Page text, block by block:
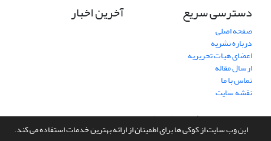
این وب سایت از کوکی ها برای اطمینان از ارائه بهترین خدمات استفاده می کند.
دسترسی سریع
صفحه اصلی
درباره نشریه
اعضای هیات تحریریه
ارسال مقاله
تماس با ما
نقشه سایت
آخرین اخبار
سامانه مدیریت نشریات علمی.طراحی و پیاده سازی ازسیناوب